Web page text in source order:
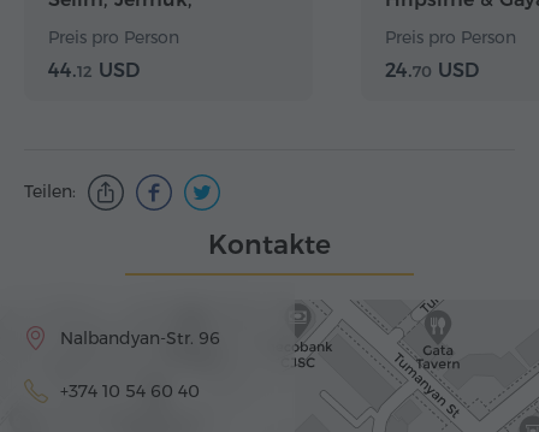
Preis pro Person
44.12 USD
Preis pro Person
24.70 USD
Teilen:
Kontakte
Nalbandyan-Str. 96
+374 10 54 60 40